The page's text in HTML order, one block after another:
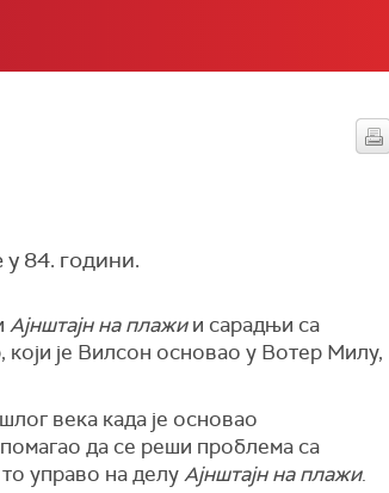
84. години.
Ајнштајн на плажии сарадњи са
је Вилсон основао у Вотер Милу,
века када је основао
да се реши проблема са
управо на делуАјнштајн на плажи.